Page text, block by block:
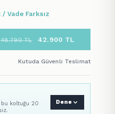
Vade Farksız
48.790TL 42.900 TL
Kutuda Güvenli Teslimat
bu koltuğu 20
Dene